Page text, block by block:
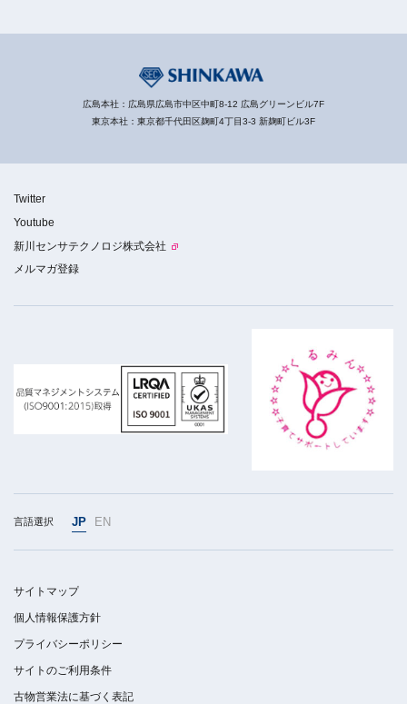
広島本社：広島県広島市中区中町8-12 広島グリーンビル7F
東京本社：東京都千代田区麹町4丁目3-3 新麹町ビル3F
Twitter
Youtube
新川センサテクノロジ株式会社
メルマガ登録
言語選択 JP EN
サイトマップ
個人情報保護方針
プライバシーポリシー
サイトのご利用条件
古物営業法に基づく表記